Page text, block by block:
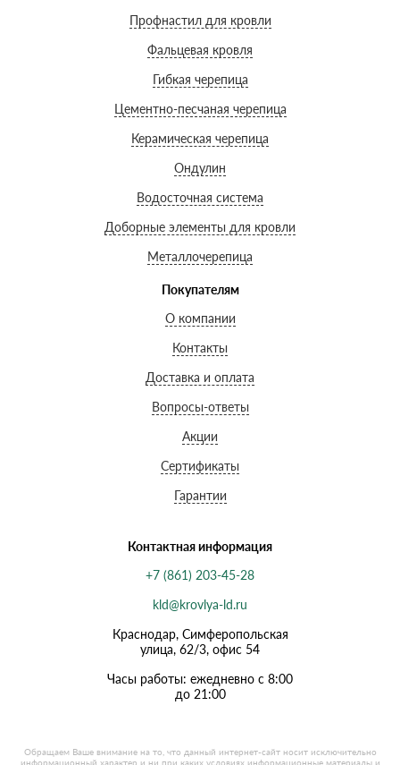
Профнастил для кровли
Фальцевая кровля
Гибкая черепица
Цементно-песчаная черепица
Керамическая черепица
Ондулин
Водосточная система
Доборные элементы для кровли
Металлочерепица
Покупателям
О компании
Контакты
Доставка и оплата
Вопросы-ответы
Акции
Сертификаты
Гарантии
Контактная информация
+7 (861) 203-45-28
kld@krovlya-ld.ru
Краснодар, Симферопольская
улица, 62/3, офис 54
Часы работы: ежедневно с 8:00
до 21:00